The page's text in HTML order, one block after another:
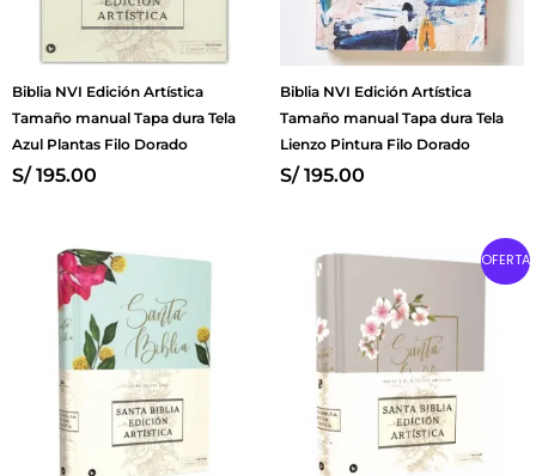
Biblia NVI Edición Artística
Tamaño manual Tapa dura Tela
Azul Plantas Filo Dorado
S/195.00
Biblia NVI Edición Artística
Tamaño manual Tapa dura Tela
Lienzo Pintura Filo Dorado
S/195.00
OFERTA
Original
was:
S/ 190.00.
Current
price